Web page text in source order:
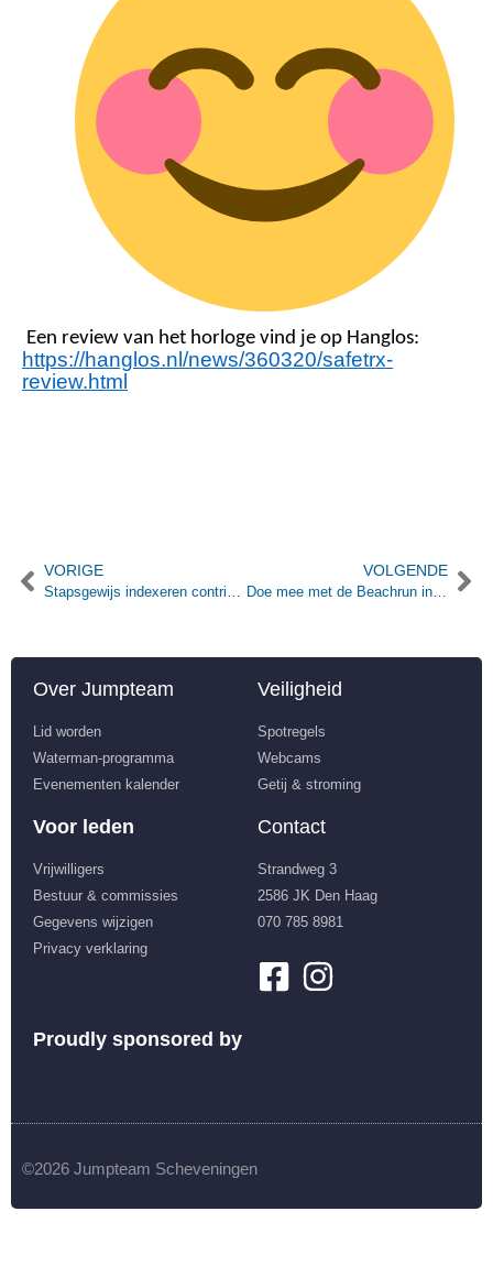
Een review van het horloge vind je op Hanglos:
https://hanglos.nl/news/360320/safetrx-
review.html
VORIGE
Stapsgewijs indexeren contributie 2023 vanwege inflatie
VOLGENDE
Doe mee met de Beachrun in Scheveningen op 12 februari. Korting voor jumpteam leden
Over Jumpteam
Lid worden
Waterman-programma
Evenementen kalender
Veiligheid
Spotregels
Webcams
Getij & stroming
Voor leden
Vrijwilligers
Bestuur & commissies
Gegevens wijzigen
Privacy verklaring
Contact
Strandweg 3
2586 JK Den Haag
070 785 8981
Proudly sponsored by
©2026 Jumpteam Scheveningen